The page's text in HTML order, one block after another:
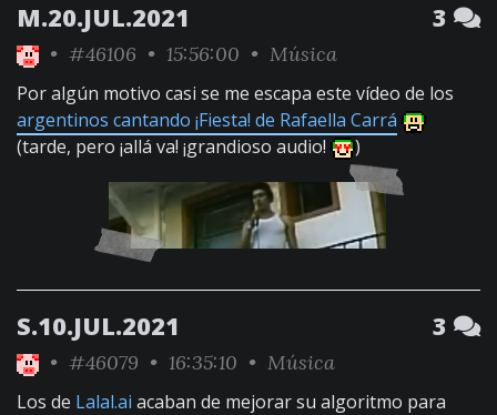
M.20.JUL.2021 3
• #46106 • 15:56:00 • Música
Por algún motivo casi se me escapa este vídeo de los
argentinos cantando ¡Fiesta! de Rafaella Carrá
(tarde, pero ¡allá va! ¡grandioso audio!
)
S.10.JUL.2021 3
• #46079 • 16:35:10 • Música
Los de Lalal.ai acaban de mejorar su algoritmo para